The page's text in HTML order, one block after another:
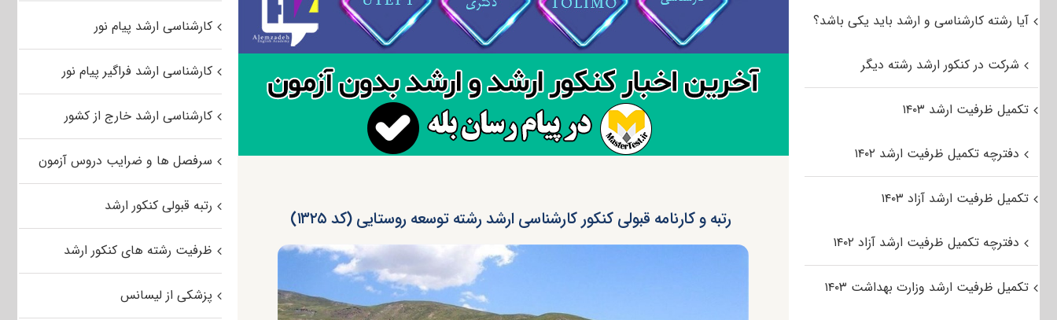
رتبه و کارنامه قبولی کنکور کارشناسی ارشد رشته توسعه روستایی (کد ۱۳۲۵)
کارشناسی ارشد پیام نور
کارشناسی ارشد فراگیر پیام نور
کارشناسی ارشد خارج از کشور
سرفصل ها و ضرایب دروس آزمون
رتبه قبولی کنکور ارشد
ظرفیت رشته های کنکور ارشد
پزشکی از لیسانس
آیا رشته کارشناسی و ارشد باید یکی باشد؟
شرکت در کنکور ارشد رشته دیگر
تکمیل ظرفیت ارشد ۱۴۰۳
دفترچه تکمیل ظرفیت ارشد ۱۴۰۲
تکمیل ظرفیت ارشد آزاد ۱۴۰۳
دفترچه تکمیل ظرفیت ارشد آزاد ۱۴۰۲
تکمیل ظرفیت ارشد وزارت بهداشت ۱۴۰۳